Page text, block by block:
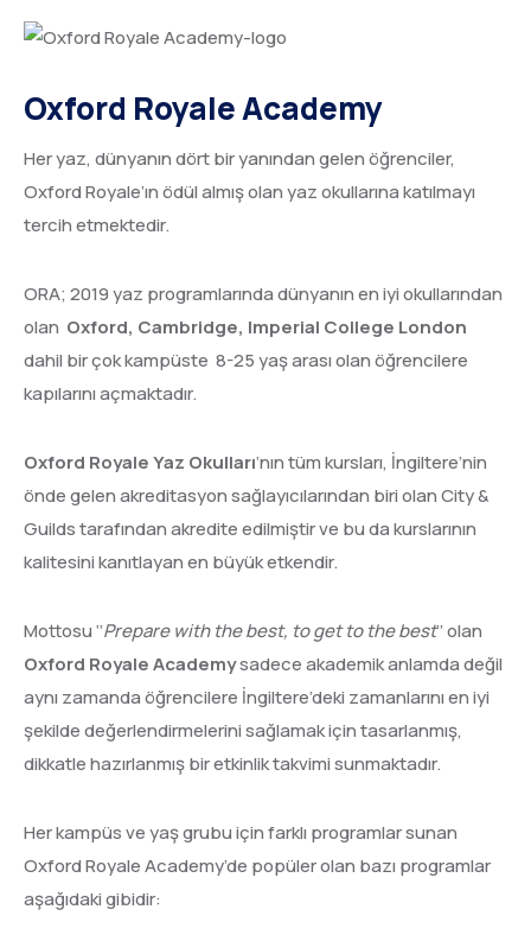
Oxford Royale Academy
Her yaz, dünyanın dört bir yanından gelen öğrenciler,
Oxford Royale’ın ödül almış olan yaz okullarına katılmayı
tercih etmektedir.
ORA; 2019 yaz programlarında dünyanın en iyi okullarından
olan Oxford, Cambridge, Imperial College London
dahil bir çok kampüste 8-25 yaş arası olan öğrencilere
kapılarını açmaktadır.
Oxford Royale Yaz Okulları‘nın tüm kursları, İngiltere’nin
önde gelen akreditasyon sağlayıcılarından biri olan City &
Guilds tarafından akredite edilmiştir ve bu da kurslarının
kalitesini kanıtlayan en büyük etkendir.
Mottosu ‘’Prepare with the best, to get to the best’’ olan
Oxford Royale Academysadece akademik anlamda değil
aynı zamanda öğrencilere İngiltere’deki zamanlarını en iyi
şekilde değerlendirmelerini sağlamak için tasarlanmış,
dikkatle hazırlanmış bir etkinlik takvimi sunmaktadır.
Her kampüs ve yaş grubu için farklı programlar sunan
Oxford Royale Academy’de popüler olan bazı programlar
aşağıdaki gibidir: